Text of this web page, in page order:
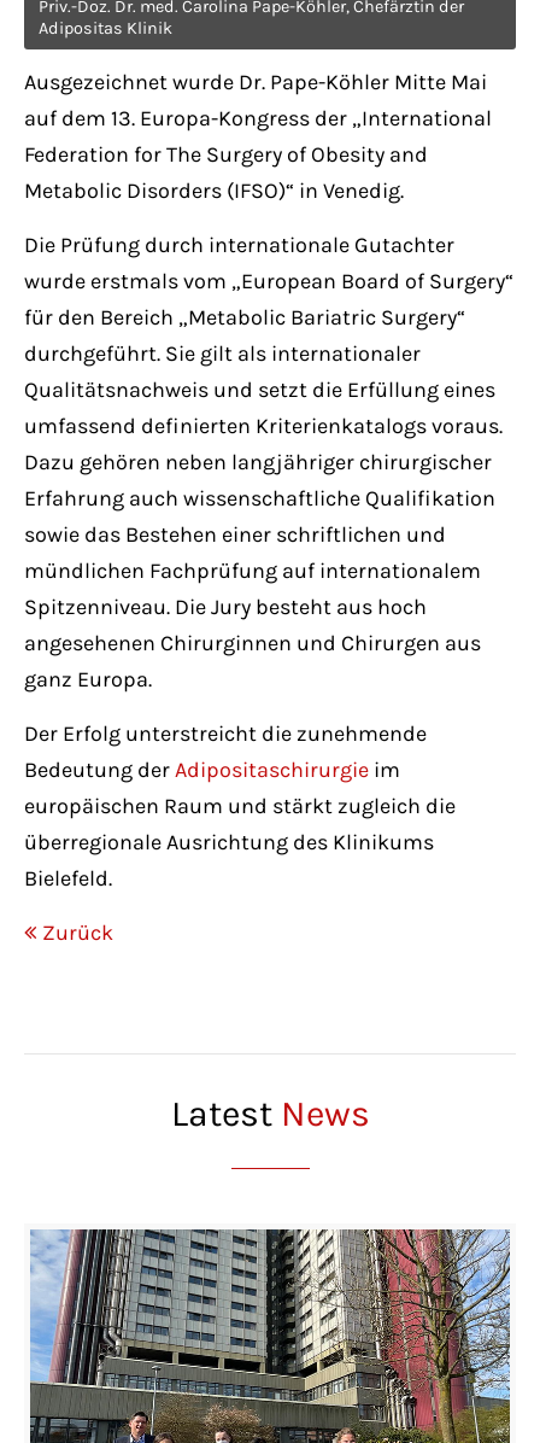
About us
Lorem ipsum dolor sit amet, consectetuer
adipiscing elit.
Aenean commodo ligula eget dolor. Aenean
magnis dis parturient montes, nascetur
ridiculus mus. Donec quam felis, ultricies
Priv.-Doz. Dr. med. Carolina Pape-Köhler, Chefärztin der
Adipositas Klinik
Ausgezeichnet wurde Dr. Pape-Köhler Mitte Mai
auf dem 13. Europa-Kongress der „International
Federation for The Surgery of Obesity and
Metabolic Disorders (IFSO)“ in Venedig.
Die Prüfung durch internationale Gutachter
wurde erstmals vom „European Board of Surgery“
für den Bereich „Metabolic Bariatric Surgery“
durchgeführt. Sie gilt als internationaler
Qualitätsnachweis und setzt die Erfüllung eines
umfassend definierten Kriterienkatalogs voraus.
Dazu gehören neben langjähriger chirurgischer
Erfahrung auch wissenschaftliche Qualifikation
sowie das Bestehen einer schriftlichen und
mündlichen Fachprüfung auf internationalem
Spitzenniveau. Die Jury besteht aus hoch
angesehenen Chirurginnen und Chirurgen aus
ganz Europa.
Der Erfolg unterstreicht die zunehmende
Bedeutung derAdipositaschirurgie im
europäischen Raum und stärkt zugleich die
überregionale Ausrichtung des Klinikums
Bielefeld.
Zurück
Latest News